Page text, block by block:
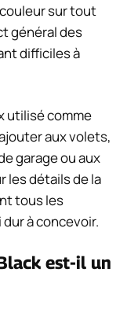
sur tout
général des
difficiles à
utilisé comme
aux volets,
garage ou aux
les détails de la
tous les
à concevoir.
est-il un